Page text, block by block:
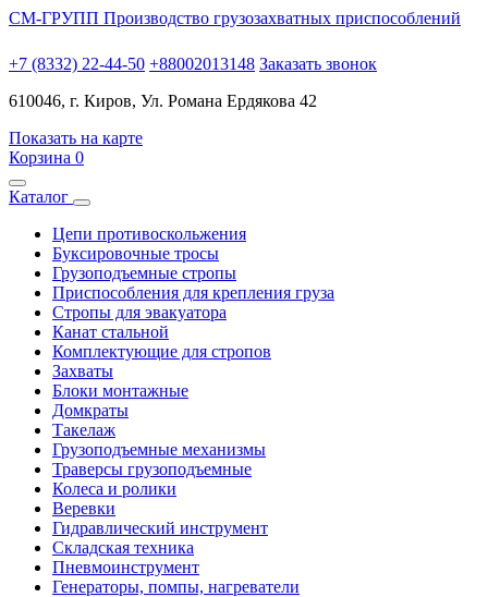
СМ-ГРУПП Производство грузозахватных приспособлений
+7 (8332) 22-44-50 +88002013148 Заказать звонок
610046, г. Киров, Ул. Романа Ердякова 42
Показать на карте
Корзина 0
Каталог
Цепи противоскольжения
Буксировочные тросы
Грузоподъемные стропы
Приспособления для крепления груза
Стропы для эвакуатора
Канат стальной
Комплектующие для стропов
Захваты
Блоки монтажные
Домкраты
Такелаж
Грузоподъемные механизмы
Траверсы грузоподъемные
Колеса и ролики
Веревки
Гидравлический инструмент
Складская техника
Пневмоинструмент
Генераторы, помпы, нагреватели